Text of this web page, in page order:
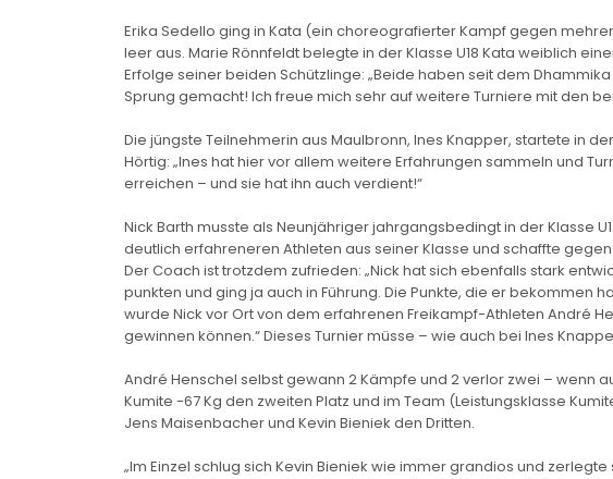
Erika Sedello ging in Kata (ein choreografierter Kampf gegen
leer aus. Marie Rönnfeldt belegte in der Klasse U18 Kata weiblich
Erfolge seiner beiden Schützlinge: „Beide haben seit dem
Sprung gemacht! Ich freue mich sehr auf weitere Turniere mit den
Die jüngste Teilnehmerin aus Maulbronn, Ines Knapper, startete in
Hörtig: „Ines hat hier vor allem weitere Erfahrungen sammeln und
erreichen – und sie hat ihn auch verdient!“
Nick Barth musste als Neunjähriger jahrgangsbedingt in der Klasse
deutlich erfahreneren Athleten aus seiner Klasse und schaffte
Der Coach ist trotzdem zufrieden: „Nick hat sich ebenfalls stark
punkten und ging ja auch in Führung. Die Punkte, die er bekommen
wurde Nick vor Ort von dem erfahrenen Freikampf-Athleten André
gewinnen können.“ Dieses Turnier müsse – wie auch bei Ines
André Henschel selbst gewann 2 Kämpfe und 2 verlor zwei – wenn
Kumite -67 Kg den zweiten Platz und im Team (Leistungsklasse
Jens Maisenbacher und Kevin Bieniek den Dritten.
„Im Einzel schlug sich Kevin Bieniek wie immer grandios und